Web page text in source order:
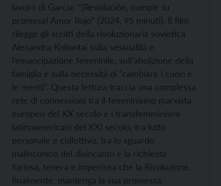
lavoro di Garcia: “(Revolución, cumple tu
promesa) Amor Rojo” (2024, 95 minuti). Il film
rilegge gli scritti della rivoluzionaria sovietica
Alexandra Kollontai sulla sessualità e
l’emancipazione femminile, sull’abolizione della
famiglia e sulla necessità di “cambiare i cuori e
le menti”. Questa lettura traccia una complessa
rete di connessioni tra il femminismo marxista
europeo del XX secolo e i transfemminismi
latinoamericani del XXI secolo, tra lutto
personale e collettivo, tra lo sguardo
malinconico del disincanto e la richiesta
furiosa, tenera e imperiosa che la Rivoluzione,
finalmente, mantenga la sua promessa.